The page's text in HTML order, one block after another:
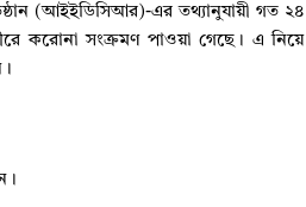
(আইইডিসিআর)-এর তথ্যানুযায়ী গত ২৪
করোনা সংক্রমণ পাওয়া গেছে। এ নিয়ে